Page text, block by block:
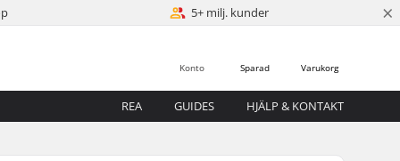
5+ milj. kunder ×
Varukorg
Sparad
Konto
REA GUIDES HJÄLP & KONTAKT